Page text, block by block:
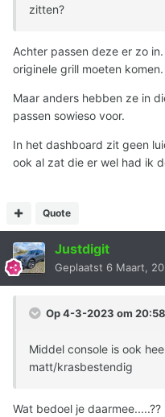
zitten?
Achter passen deze er zo
originele grill moeten
Maar anders hebben ze in
passen sowieso voor.
In het dashboard zit geen
ook al zat die er wel had ik
Quote
Justdigit
Geplaatst 6 Maart,
Op 4-3-2023 om
Middel console is ook
matt/krasbestendig
Wat bedoel je daarmee.....??